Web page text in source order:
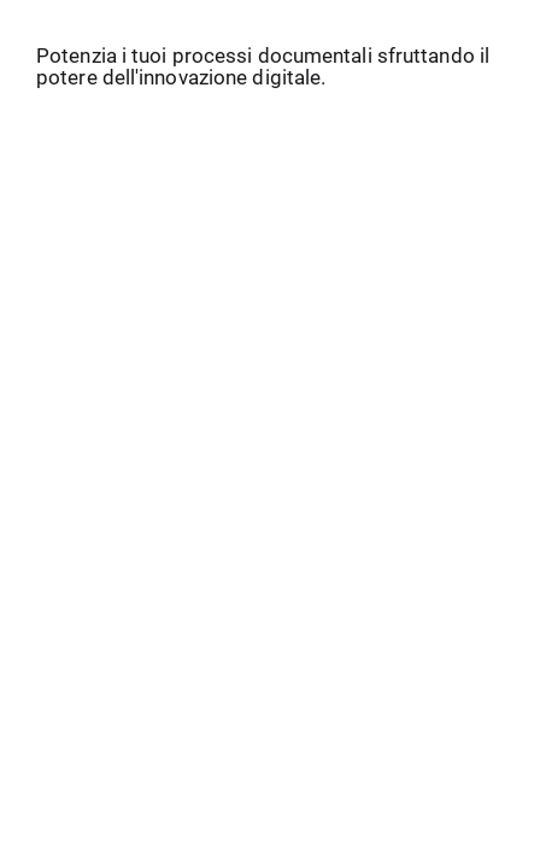
Potenzia i tuoi processi documentali sfruttando il
potere dell'innovazione digitale.